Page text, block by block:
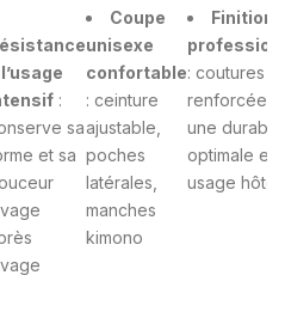
:
sa
et sa
Coupe
unisexe
confortable
: ceinture
ajustable,
poches
latérales,
manches
kimono
Finition
: coutures
renforcées
une
optimale en
usage